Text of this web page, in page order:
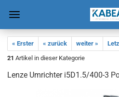
« Erster « zurück weiter »
21 Artikel in dieser Kategorie
Lenze Um­rich­ter i5D1.5/400-3